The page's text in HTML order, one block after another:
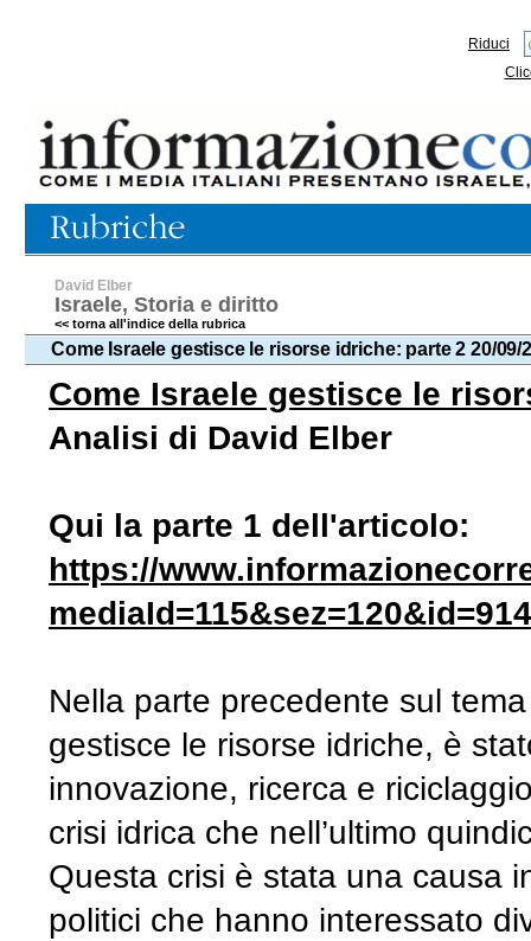
Riduci
David Elber
Israele, Storia e diritto
<< torna all'indice della rubrica
Come Israele gestisce le risorse idriche: parte 2 20/09/
Come Israele gestisce le
Analisi di David Elber
Qui la parte 1 dell'articolo:
https://
Nella parte precedente sul
gestisce le risorse idriche, è
innovazione, ricerca e
crisi idrica che nell’ultimo
Questa crisi è stata una causa
politici che hanno interessato